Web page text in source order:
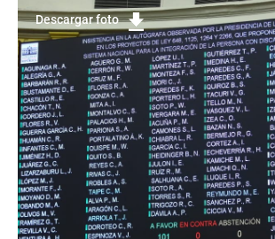
Descargar foto